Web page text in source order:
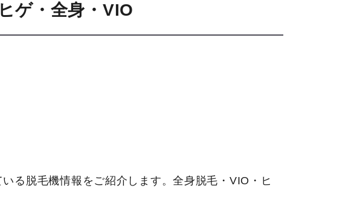
ゲ・全身・VIO
る脱毛機情報をご紹介します。全身脱毛・VIO・ヒ